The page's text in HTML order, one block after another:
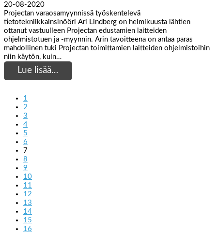
20-08-2020
Projectan varaosamyynnissä työskentelevä
tietotekniikkainsinööri Ari Lindberg on helmikuusta lähtien
ottanut vastuulleen Projectan edustamien laitteiden
ohjelmistotuen ja -myynnin. Arin tavoitteena on antaa paras
mahdollinen tuki Projectan toimittamien laitteiden ohjelmistoihin
niin käytön, kuin…
Lue lisää…
1
2
3
4
5
6
7
8
9
10
11
12
13
14
15
16